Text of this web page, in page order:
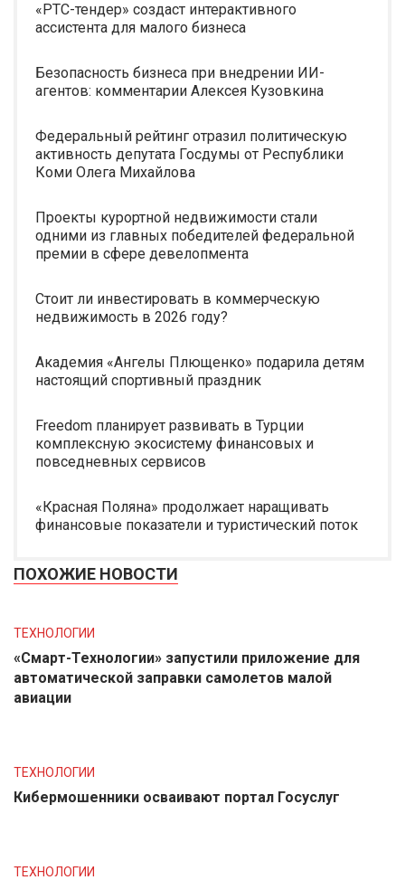
«РТС-тендер» создаст интерактивного
ассистента для малого бизнеса
Безопасность бизнеса при внедрении ИИ-
агентов: комментарии Алексея Кузовкина
Федеральный рейтинг отразил политическую
активность депутата Госдумы от Республики
Коми Олега Михайлова
Проекты курортной недвижимости стали
одними из главных победителей федеральной
премии в сфере девелопмента
Стоит ли инвестировать в коммерческую
недвижимость в 2026 году?
Академия «Ангелы Плющенко» подарила детям
настоящий спортивный праздник
Freedom планирует развивать в Турции
комплексную экосистему финансовых и
повседневных сервисов
«Красная Поляна» продолжает наращивать
финансовые показатели и туристический поток
ПОХОЖИЕ НОВОСТИ
ТЕХНОЛОГИИ
«Смарт-Технологии» запустили приложение для
автоматической заправки самолетов малой
авиации
ТЕХНОЛОГИИ
Кибермошенники осваивают портал Госуслуг
ТЕХНОЛОГИИ